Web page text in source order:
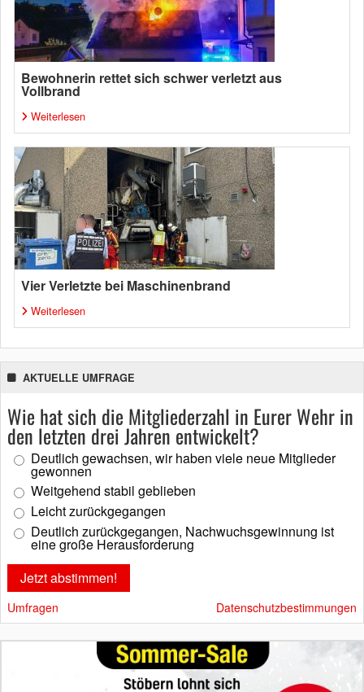
Bewohnerin rettet sich schwer verletzt aus
Vollbrand
Weiterlesen
Vier Verletzte bei Maschinenbrand
Weiterlesen
AKTUELLE UMFRAGE
Wie hat sich die Mitgliederzahl in Eurer Wehr in
den letzten drei Jahren entwickelt?
Deutlich gewachsen, wir haben viele neue Mitglieder
gewonnen
Weitgehend stabil geblieben
Leicht zurückgegangen
Deutlich zurückgegangen, Nachwuchsgewinnung ist
eine große Herausforderung
Umfragen Datenschutzbestimmungen